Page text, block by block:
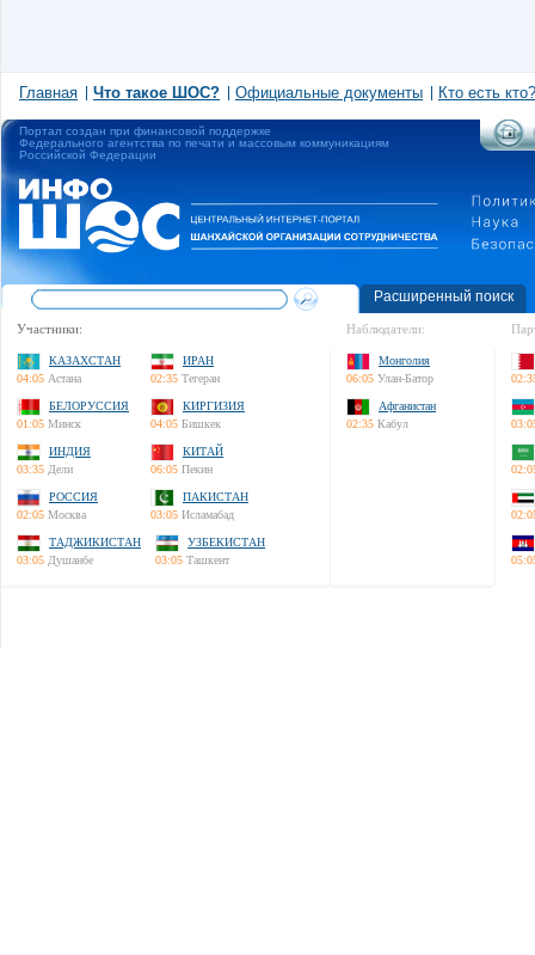
Главная Что такое ШОС? Официальные документы Кто есть кто?
Портал создан при финансовой поддержке
Федерального агентства по печати и массовым коммуникациям
Российской Федерации
Расширенный поиск
Участники:
КАЗАХСТАН
04:05 Астана
ИРАН
02:35 Тегеран
БЕЛОРУССИЯ
01:05 Минск
КИРГИЗИЯ
04:05 Бишкек
ИНДИЯ
03:35 Дели
КИТАЙ
06:05 Пекин
РОССИЯ
02:05 Москва
ПАКИСТАН
03:05 Исламабад
ТАДЖИКИСТАН
03:05 Душанбе
УЗБЕКИСТАН
03:05 Ташкент
Наблюдатели:
Монголия
06:05 Улан-Батор
Афганистан
02:35 Кабул